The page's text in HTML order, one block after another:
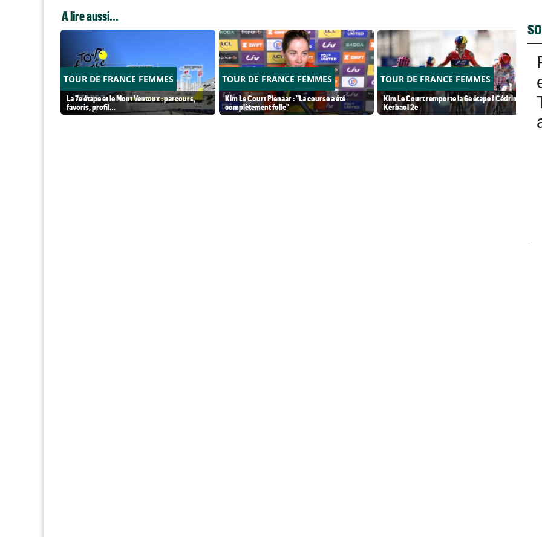
A lire aussi...
TOUR DE FRANCE FEMMES
La 7e étape et le Mont Ventoux : parcours,
favoris, profil…
TOUR DE FRANCE FEMMES
Kim Le Court Pienaar : "La course a été
complètement folle"
TOUR DE FRANCE FEMMES
Kim Le Court remporte la 6e étape ! Cédrine
Kerbaol 2e
-